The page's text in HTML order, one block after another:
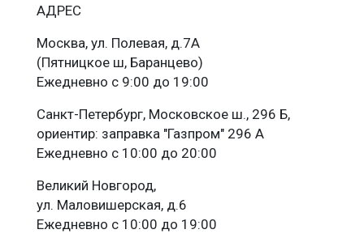
АДРЕС
Москва, ул. Полевая, д.7А
(Пятницкое ш, Баранцево)
Ежедневно с 9:00 до 19:00
Санкт-Петербург, Московское ш., 296 Б,
ориентир: заправка "Газпром" 296 А
Ежедневно с 10:00 до 20:00
Великий Новгород,
ул. Маловишерская, д.6
Ежедневно с 10:00 до 19:00